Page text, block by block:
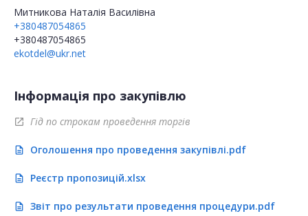
Митникова Наталія Василівна
+380487054865
+380487054865
ekotdel@ukr.net
Інформація про закупівлю
open_in_new Гід по строкам проведення торгів
description Оголошення про проведення закупівлі.pdf
description Реєстр пропозицій.xlsx
description Звіт про результати проведення процедури.pdf